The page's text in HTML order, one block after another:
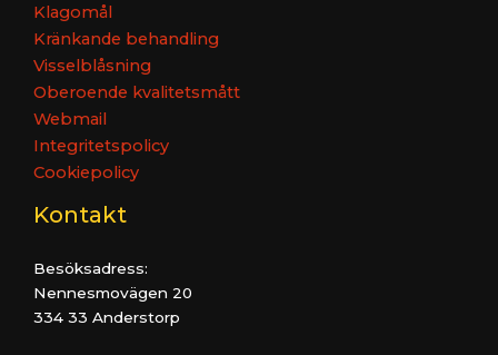
Klagomål
Kränkande behandling
Visselblåsning
Oberoende kvalitetsmått
Webmail
Integritetspolicy
Cookiepolicy
Kontakt
Besöksadress:
Nennesmovägen 20
334 33 Anderstorp